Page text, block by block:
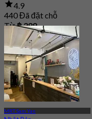
4.9
440 Đã đặt chỗ
Từ฿ 299
MRT Sam Yan